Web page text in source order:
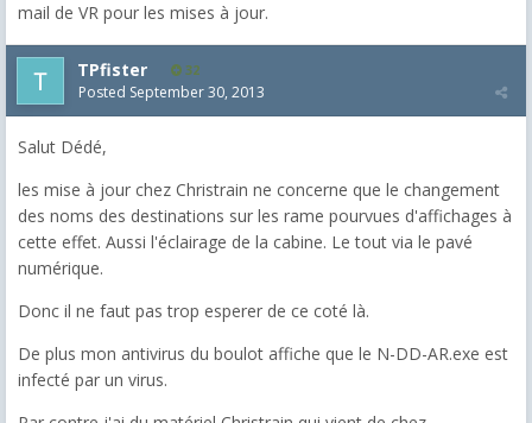
mail de VR pour les mises à jour.
TPfister 32
Posted September 30, 2013
Salut Dédé,
les mise à jour chez Christrain ne concerne que le changement
des noms des destinations sur les rame pourvues d'affichages à
cette effet. Aussi l'éclairage de la cabine. Le tout via le pavé
numérique.
Donc il ne faut pas trop esperer de ce coté là.
De plus mon antivirus du boulot affiche que le N-DD-AR.exe est
infecté par un virus.